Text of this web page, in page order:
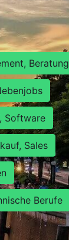
Beratung
Software
Sales
Berufe